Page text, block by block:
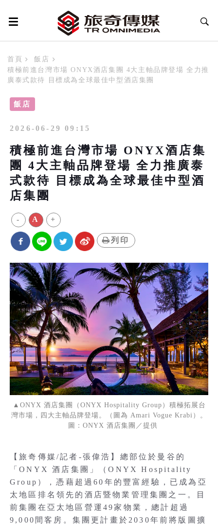
首頁
飯店
積極前進台灣市場 ONYX酒店集團 4大主軸品牌登場 全力推
廣泰式款待 目標成為全球最佳中型酒店集團
飯店
2026-06-29 09:15
積極前進台灣市場 ONYX酒店集
團 4大主軸品牌登場 全力推廣泰
式款待 目標成為全球最佳中型酒
店集團
- A +
列印
▲ONYX 酒店集團（ONYX Hospitality Group）積極拓展台
灣市場，四大主軸品牌登場。（圖為 Amari Vogue Krabi）。
圖：ONYX 酒店集團／提供
【旅奇傳媒/記者-張偉浩】總部位於曼谷的
「ONYX 酒店集團」（ONYX Hospitality
Group），憑藉超過60年的豐富經驗，已成為亞
太地區排名領先的酒店暨物業管理集團之一。目
前集團在亞太地區營運49家物業，總計超過
9,000間客房。集團更計畫於2030年前將版圖擴